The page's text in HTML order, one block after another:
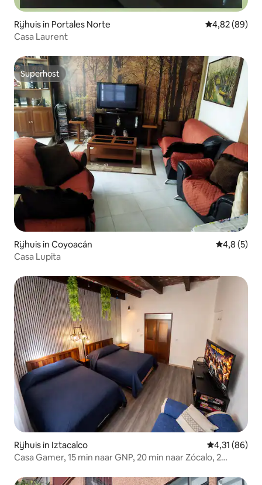
Rijhuis in Portales Norte Gemiddelde
4,82 (89)
Casa Laurent
Superhost
Superhost
Rijhuis in Coyoacán
4,8 (5)
Casa Lupita
Rijhuis in Iztacalco Gemiddelde
4,31 (86)
Casa Gamer, 15 min naar GNP, 20 min naar Zócalo, 2